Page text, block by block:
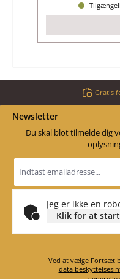
Gratis
Newsletter
Du skal blot tilmelde dig
adresse
Jeg er ikke en
Klik for at
data